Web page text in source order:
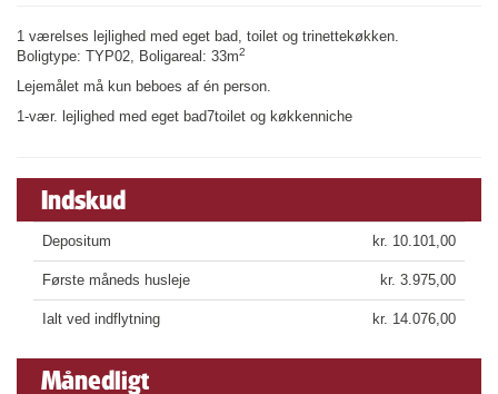
1 værelses lejlighed med eget bad, toilet og trinettekøkken.
Boligtype: TYP02, Boligareal: 33m2
Lejemålet må kun beboes af én person.
1-vær. lejlighed med eget bad7toilet og køkkenniche
Indskud
Depositum kr. 10.101,00
Første måneds husleje kr. 3.975,00
Ialt ved indflytning kr. 14.076,00
Månedligt